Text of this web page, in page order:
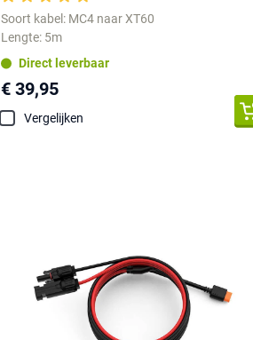
Soort kabel: MC4 naar XT60
Lengte: 5m
Direct leverbaar
€ 39,95
Vergelijken